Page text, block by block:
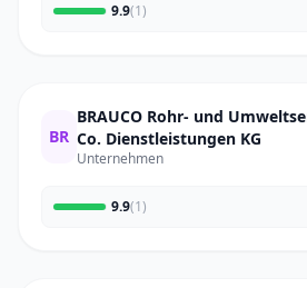
9.9(1)
BR
BRAUCO Rohr- und
Co. Dienstleistungen KG
Unternehmen
9.9(1)